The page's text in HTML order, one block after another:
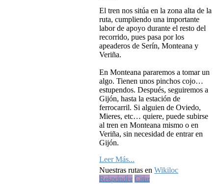
El tren nos sitúa en la zona alta de la
ruta, cumpliendo una importante
labor de apoyo durante el resto del
recorrido, pues pasa por los
apeaderos de Serín, Monteana y
Veriña.
En Monteana pararemos a tomar un
algo. Tienen unos pinchos cojo…
estupendos. Después, seguiremos a
Gijón, hasta la estación de
ferrocarril. Si alguien de Oviedo,
Mieres, etc… quiere, puede subirse
al tren en Monteana mismo o en
Veriña, sin necesidad de entrar en
Gijón.
Leer Más...
Nuestras rutas en Wikiloc
Responder Citar